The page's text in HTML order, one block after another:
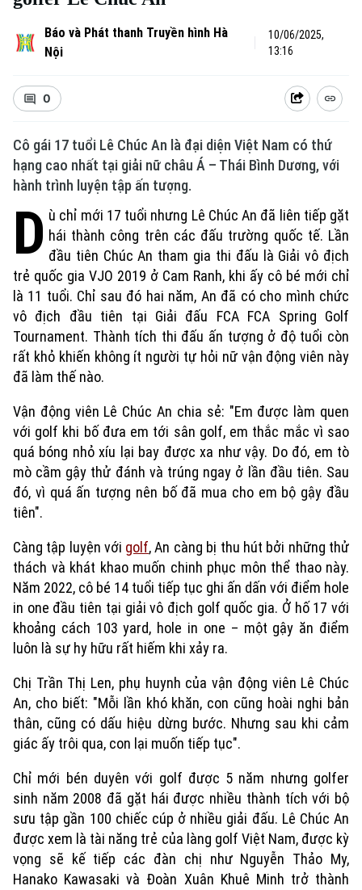
Báo và Phát thanh Truyền hình Hà
Nội
10/06/2025,
13:16
0
Cô gái 17 tuổi Lê Chúc An là đại diện Việt Nam có thứ
hạng cao nhất tại giải nữ châu Á – Thái Bình Dương, với
hành trình luyện tập ấn tượng.
D ù chỉ mới 17 tuổi nhưng Lê Chúc An đã liên tiếp gặt
hái thành công trên các đấu trường quốc tế. Lần
đầu tiên Chúc An tham gia thi đấu là Giải vô địch
trẻ quốc gia VJO 2019 ở Cam Ranh, khi ấy cô bé mới chỉ
là 11 tuổi. Chỉ sau đó hai năm, An đã có cho mình chức
vô địch đầu tiên tại Giải đấu FCA FCA Spring Golf
Tournament. Thành tích thi đấu ấn tượng ở độ tuổi còn
rất khỏ khiến không ít người tự hỏi nữ vận động viên này
đã làm thế nào.
Vận động viên Lê Chúc An chia sẻ: "Em được làm quen
với golf khi bố đưa em tới sân golf, em thắc mắc vì sao
quá bóng nhỏ xíu lại bay được xa như vậy. Do đó, em tò
mò cầm gậy thử đánh và trúng ngay ở lần đầu tiên. Sau
đó, vì quá ấn tượng nên bố đã mua cho em bộ gậy đầu
tiên".
Càng tập luyện với golf, An càng bị thu hút bởi những thử
thách và khát khao muốn chinh phục môn thể thao này.
Năm 2022, cô bé 14 tuổi tiếp tục ghi ấn dấn với điểm hole
in one đầu tiên tại giải vô địch golf quốc gia. Ở hố 17 với
khoảng cách 103 yard, hole in one – một gậy ăn điểm
luôn là sự hy hữu rất hiếm khi xảy ra.
Chị Trần Thị Len, phụ huynh của vận động viên Lê Chúc
An, cho biết: "Mỗi lần khó khăn, con cũng hoài nghi bản
thân, cũng có dấu hiệu dừng bước. Nhưng sau khi cảm
giác ấy trôi qua, con lại muốn tiếp tục".
Chỉ mới bén duyên với golf được 5 năm nhưng golfer
sinh năm 2008 đã gặt hái được nhiều thành tích với bộ
sưu tập gần 100 chiếc cúp ở nhiều giải đấu. Lê Chúc An
được xem là tài năng trẻ của làng golf Việt Nam, được kỳ
vọng sẽ kế tiếp các đàn chị như Nguyễn Thảo My,
Hanako Kawasaki và Đoàn Xuân Khuê Minh trở thành